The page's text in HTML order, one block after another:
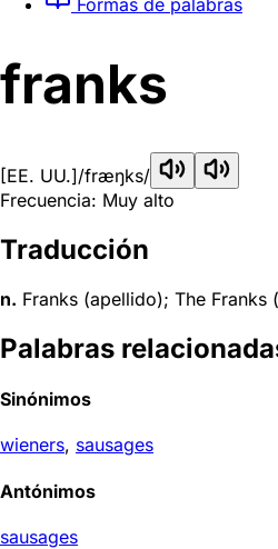
franks
[EE. UU.]/fræŋks/
Frecuencia: Muy alto
Traducción
n. Franks (apellido); The Franks
Palabras
Sinónimos
wieners, sausages
Antónimos
sausages